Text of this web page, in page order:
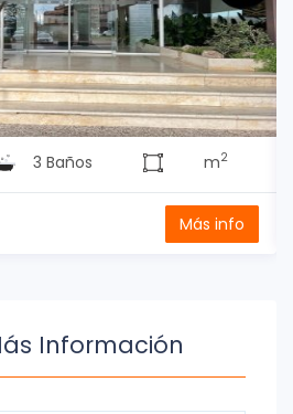
3 Baños m2
Más info
Información